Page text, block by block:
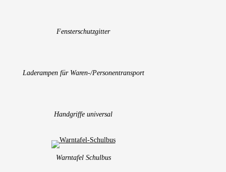
Fensterschutzgitter
Laderampen für Waren-/Personentransport
Handgriffe universal
Warntafel Schulbus